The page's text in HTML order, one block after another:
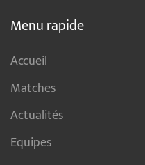
Menu rapide
Accueil
Matches
Actualités
Equipes